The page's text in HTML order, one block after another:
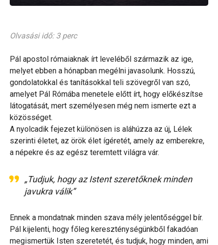
Olvasási idő: 3 perc
Pál apostol rómaiaknak írt leveléből származik az ige,
melyet ebben a hónapban megélni javasolunk. Hosszú,
gondolatokkal és tanításokkal teli szövegről van szó,
amelyet Pál Rómába menetele előtt írt, hogy előkészítse
látogatását, mert személyesen még nem ismerte ezt a
közösséget.
A nyolcadik fejezet különösen is aláhúzza az új, Lélek
szerinti életet, az örök élet ígéretét, amely az emberekre,
a népekre és az egész teremtett világra vár.
„Tudjuk, hogy az Istent szeretőknek minden
javukra válik”
Ennek a mondatnak minden szava mély jelentőséggel bír.
Pál kijelenti, hogy főleg kereszténységünkből fakadóan
megismertük Isten szeretetét, és tudjuk, hogy minden, ami